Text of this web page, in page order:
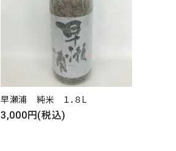
早瀬浦 純米 １．８L
3,000円(税込)